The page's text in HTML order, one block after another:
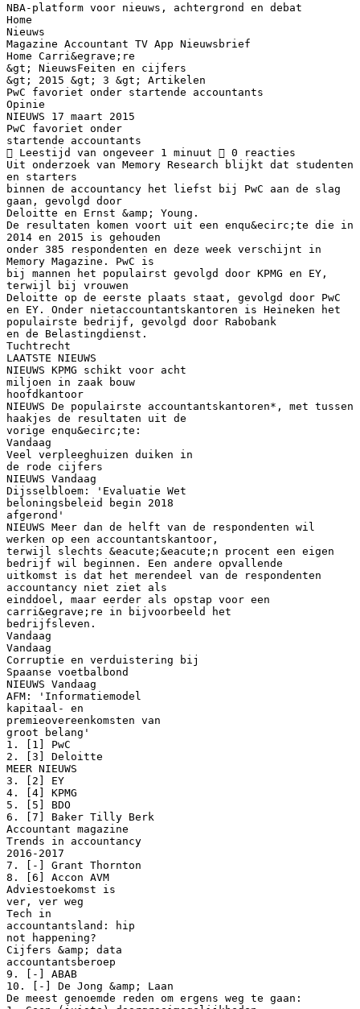
NBA-platform voor nieuws, achtergrond en debat
Home
Nieuws
Magazine Accountant TV App Nieuwsbrief
Home Carri&egrave;re
&gt; NieuwsFeiten en cijfers
&gt; 2015 &gt; 3 &gt; Artikelen
PwC favoriet onder startende accountants
Opinie
NIEUWS 17 maart 2015
PwC favoriet onder
startende accountants
 Leestijd van ongeveer 1 minuut  0 reacties
Uit onderzoek van Memory Research blijkt dat studenten
en starters
binnen de accountancy het liefst bij PwC aan de slag
gaan, gevolgd door
Deloitte en Ernst &amp; Young.
De resultaten komen voort uit een enqu&ecirc;te die in
2014 en 2015 is gehouden
onder 385 respondenten en deze week verschijnt in
Memory Magazine. PwC is
bij mannen het populairst gevolgd door KPMG en EY,
terwijl bij vrouwen
Deloitte op de eerste plaats staat, gevolgd door PwC
en EY. Onder nietaccountantskantoren is Heineken het
populairste bedrijf, gevolgd door Rabobank
en de Belastingdienst.
Tuchtrecht
LAATSTE NIEUWS
NIEUWS KPMG schikt voor acht
miljoen in zaak bouw
hoofdkantoor
NIEUWS De populairste accountantskantoren*, met tussen
haakjes de resultaten uit de
vorige enqu&ecirc;te:
Vandaag
Veel verpleeghuizen duiken in
de rode cijfers
NIEUWS Vandaag
Dijsselbloem: 'Evaluatie Wet
beloningsbeleid begin 2018
afgerond'
NIEUWS Meer dan de helft van de respondenten wil
werken op een accountantskantoor,
terwijl slechts &eacute;&eacute;n procent een eigen
bedrijf wil beginnen. Een andere opvallende
uitkomst is dat het merendeel van de respondenten
accountancy niet ziet als
einddoel, maar eerder als opstap voor een
carri&egrave;re in bijvoorbeeld het
bedrijfsleven.
Vandaag
Vandaag
Corruptie en verduistering bij
Spaanse voetbalbond
NIEUWS Vandaag
AFM: 'Informatiemodel
kapitaal- en
premieovereenkomsten van
groot belang'
1. [1] PwC
2. [3] Deloitte
MEER NIEUWS
3. [2] EY
4. [4] KPMG
5. [5] BDO
6. [7] Baker Tilly Berk
Accountant magazine
Trends in accountancy
2016-2017
7. [-] Grant Thornton
8. [6] Accon AVM
Adviestoekomst is
ver, ver weg
Tech in
accountantsland: hip
not happening?
Cijfers &amp; data
accountantsberoep
9. [-] ABAB
10. [-] De Jong &amp; Laan
De meest genoemde reden om ergens weg te gaan: